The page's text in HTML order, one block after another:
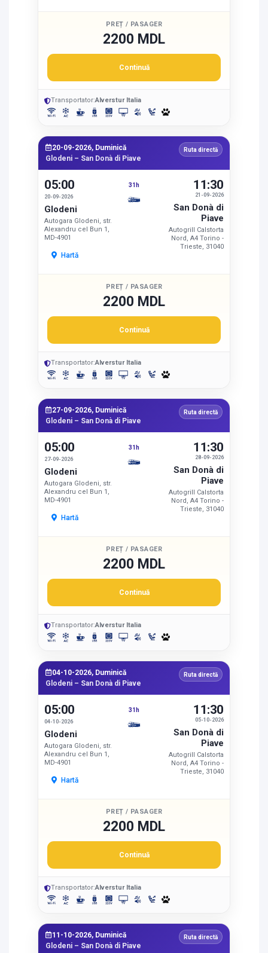
PREȚ / PASAGER
2200 MDL
Continuă
Transportator:Alverstur Italia
20-09-2026, Duminică
Glodeni – San Donà di Piave
Ruta directă
05:00
20-09-2026
Glodeni
Autogara Glodeni, str.
Alexandru cel Bun 1,
MD-4901
Hartă
31h
21-09-2026
11:30
San Donà di
Piave
Autogrill Calstorta
Nord, A4 Torino -
Trieste, 31040
PREȚ / PASAGER
2200 MDL
Continuă
Transportator:Alverstur Italia
27-09-2026, Duminică
Glodeni – San Donà di Piave
Ruta directă
05:00
27-09-2026
Glodeni
Autogara Glodeni, str.
Alexandru cel Bun 1,
MD-4901
Hartă
31h
28-09-2026
11:30
San Donà di
Piave
Autogrill Calstorta
Nord, A4 Torino -
Trieste, 31040
PREȚ / PASAGER
2200 MDL
Continuă
Transportator:Alverstur Italia
04-10-2026, Duminică
Glodeni – San Donà di Piave
Ruta directă
05:00
04-10-2026
Glodeni
Autogara Glodeni, str.
Alexandru cel Bun 1,
MD-4901
Hartă
31h
05-10-2026
11:30
San Donà di
Piave
Autogrill Calstorta
Nord, A4 Torino -
Trieste, 31040
PREȚ / PASAGER
2200 MDL
Continuă
Transportator:Alverstur Italia
11-10-2026, Duminică
Glodeni – San Donà di Piave
Ruta directă